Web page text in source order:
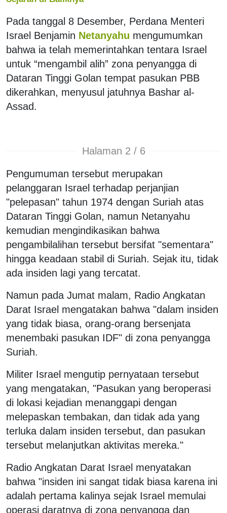
Pada tanggal 8 Desember, Perdana Menteri
Israel Benjamin Netanyahu mengumumkan
bahwa ia telah memerintahkan tentara Israel
untuk “mengambil alih” zona penyangga di
Dataran Tinggi Golan tempat pasukan PBB
dikerahkan, menyusul jatuhnya Bashar al-
Assad.
Halaman 2 / 6
Pengumuman tersebut merupakan
pelanggaran Israel terhadap perjanjian
"pelepasan" tahun 1974 dengan Suriah atas
Dataran Tinggi Golan, namun Netanyahu
kemudian mengindikasikan bahwa
pengambilalihan tersebut bersifat "sementara"
hingga keadaan stabil di Suriah. Sejak itu, tidak
ada insiden lagi yang tercatat.
Namun pada Jumat malam, Radio Angkatan
Darat Israel mengatakan bahwa "dalam insiden
yang tidak biasa, orang-orang bersenjata
menembaki pasukan IDF" di zona penyangga
Suriah.
Militer Israel mengutip pernyataan tersebut
yang mengatakan, "Pasukan yang beroperasi
di lokasi kejadian menanggapi dengan
melepaskan tembakan, dan tidak ada yang
terluka dalam insiden tersebut, dan pasukan
tersebut melanjutkan aktivitas mereka."
Radio Angkatan Darat Israel menyatakan
bahwa "insiden ini sangat tidak biasa karena ini
adalah pertama kalinya sejak Israel memulai
operasi daratnya di zona penyangga dan